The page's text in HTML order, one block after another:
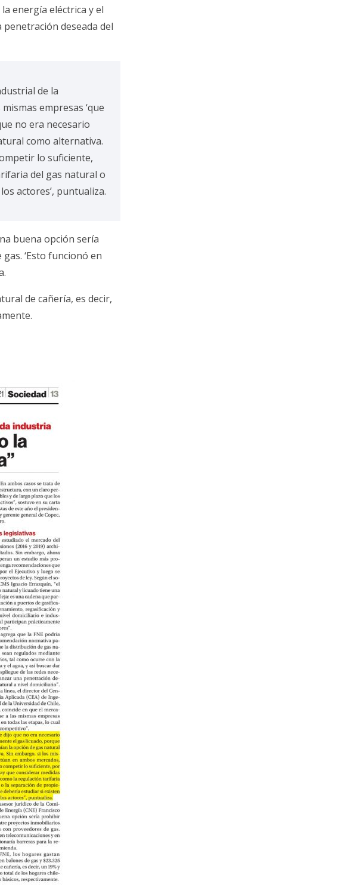
energía eléctrica y el
deseada del
de la
empresas ‘que
no era necesario
como alternativa.
lo suficiente,
del gas natural o
actores’, puntualiza.
buena opción sería
‘Esto funcionó en
de cañería, es decir,